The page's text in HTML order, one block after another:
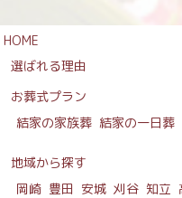
HOME
選ばれる理由
お葬式プラン
結家の家族葬 結家の一日葬
地域から探す
岡崎 豊田 安城 刈谷 知立